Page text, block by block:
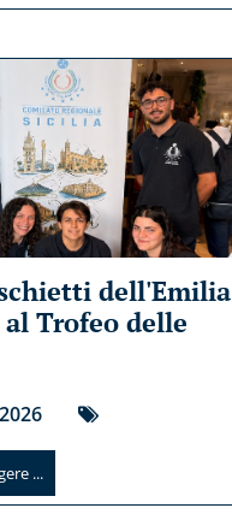
dell'Emilia
al Trofeo delle
2026
...